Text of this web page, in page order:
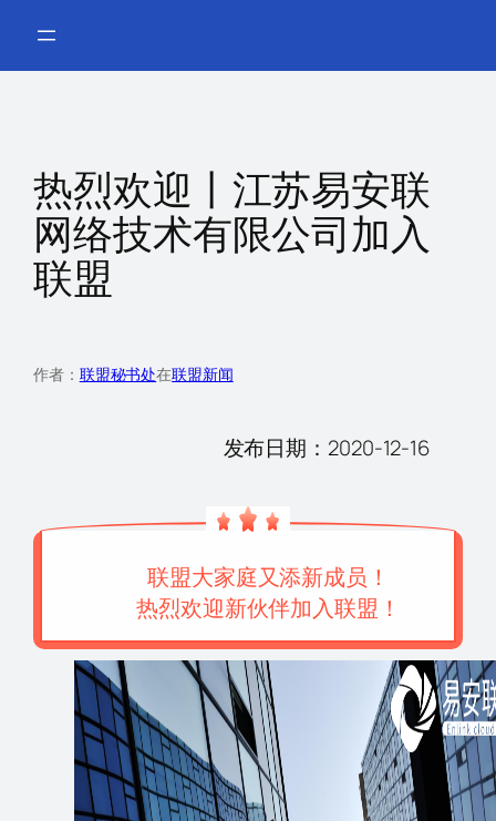
内
热烈欢迎丨江苏易安联
网络技术有限公司加入
联盟
作者： 联盟秘书处在联盟新闻
发布日期：2020-12-16
联盟大家庭又添新成员！
热烈欢迎新伙伴加入联盟！